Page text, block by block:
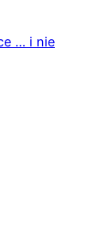
… i nie